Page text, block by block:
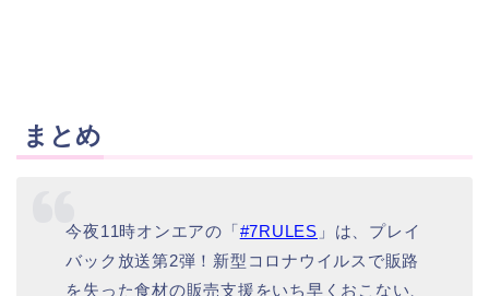
まとめ
今夜11時オンエアの「#7RULES 」は、プレイ
バック放送第2弾！新型コロナウイルスで販路
を失った食材の販売支援をいち早くおこない、